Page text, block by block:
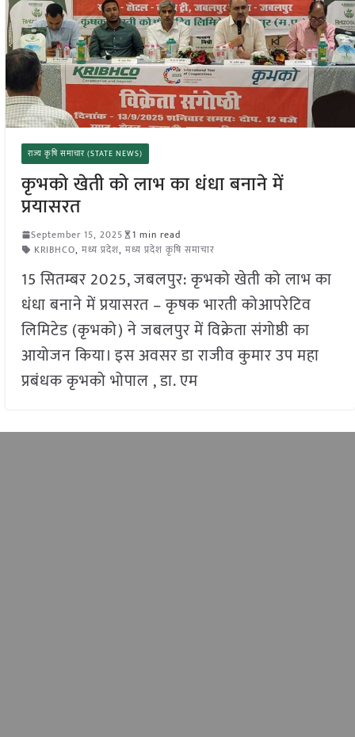
राज्य कृषि समाचार (STATE NEWS)
कृभको खेती को लाभ का धंधा बनाने में
प्रयासरत
September 15, 2025
1 min read
KRIBHCO, मध्य प्रदेश, मध्य प्रदेश कृषि समाचार
15 सितम्बर 2025, जबलपुर: कृभको खेती को लाभ का
धंधा बनाने में प्रयासरत – कृषक भारती कोआपरेटिव
लिमिटेड (कृभको) ने जबलपुर में विक्रेता संगोष्ठी का
आयोजन किया। इस अवसर डा राजीव कुमार उप महा
प्रबंधक कृभको भोपाल , डा. एम